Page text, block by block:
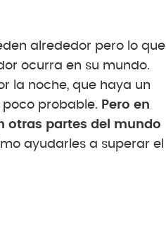
alrededor pero lo que
ocurra en su mundo.
la noche, que haya un
probable. Pero en
otras partes del mundo
ayudarles a superar el